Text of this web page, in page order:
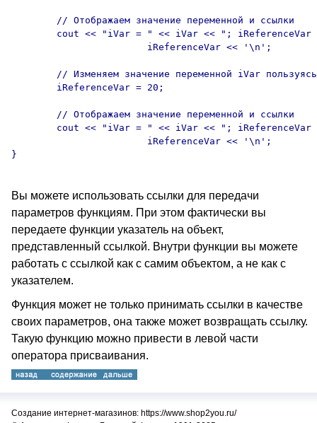
}
Вы можете использовать ссылки для передачи
параметров функциям. При этом фактически вы
передаете функции указатель на объект,
представленный ссылкой. Внутри функции вы можете
работать с ссылкой как с самим объектом, а не как с
указателем.
Функция может не только принимать ссылки в качестве
своих параметров, она также может возвращать ссылку.
Такую функцию можно привести в левой части
оператора присваивания.
Создание интернет-магазинов: https://www.shop2you.ru/